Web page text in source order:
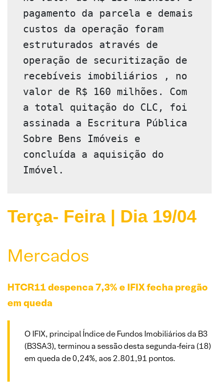
pagamento da parcela e demais
custos da operação foram
estruturados através de
operação de securitização de
recebíveis imobiliários , no
valor de R$ 160 milhões. Com
a total quitação do CLC, foi
assinada a Escritura Pública
Sobre Bens Imóveis e
concluída a aquisição do
Imóvel.
Terça- Feira | Dia 19/04
Mercados
HTCR11 despenca 7,3% e IFIX fecha pregão
em queda
O IFIX, principal Índice de Fundos Imobiliários da B3
(B3SA3), terminou a sessão desta segunda-feira (18)
em queda de 0,24%, aos 2.801,91 pontos.